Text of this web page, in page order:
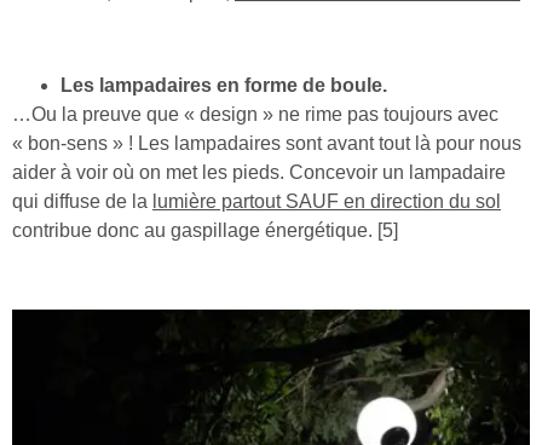
Les lampadaires en forme de boule.
…Ou la preuve que « design » ne rime pas toujours avec
« bon-sens » ! Les lampadaires sont avant tout là pour nous
aider à voir où on met les pieds. Concevoir un lampadaire
qui diffuse de la lumière partout SAUF en direction du sol
contribue donc au gaspillage énergétique. [5]